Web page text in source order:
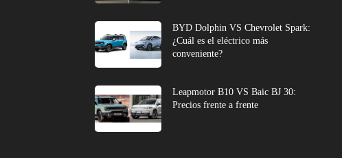
BYD Dolphin VS Chevrolet Spark:
¿Cuál es el eléctrico más
conveniente?
Leapmotor B10 VS Baic BJ 30:
Precios frente a frente